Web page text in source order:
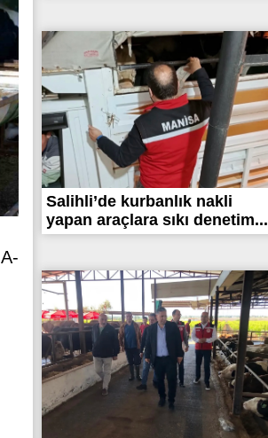
A-
Salihli’de kurbanlık nakli
yapan araçlara sıkı denetim...